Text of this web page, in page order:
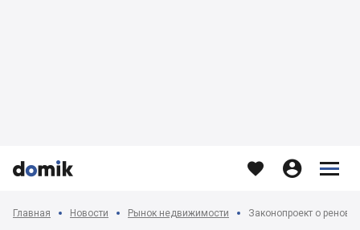


   


Главная Новости Рынок недвижимости